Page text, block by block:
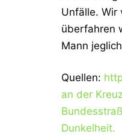
Unfälle. Wir
überfahren
Mann
Quellen:
an der
Dunkelheit.